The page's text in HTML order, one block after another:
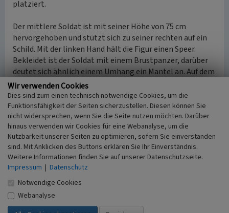
platziert.
Der mittlere Soldat ist mit seiner Höhe von 75 cm
hervorgehoben und stützt sich zu seiner rechten auf ein
Schild. Mit der linken Hand hält die Figur einen Speer.
Bekleidet ist der Soldat mit einem Brustpanzer, darüber
deutet sich ähnlich einem Umhang ein Mantel an. Auf dem
Kopf trägt der Soldat einen Helm mit Federbusch, was auf
einen höheren militärischen Rang hinweist. Die
dominante Figur des rechten Steins ist die Frauenfigur
ganz links. Mit einer Höhe von 110 cm und einer Breite von
50 cm überragt sie alle anderen Figuren des Steins. Die
Faltenwürfe des langen Kleides und des Mantels sind
deutlich ausgearbeitet. Ihre Haare werden von Bändern
gehalten. In den Händen hält sie Früchte. Aus diesem
Grund wird sie als Matrone, eine Art Muttergottheit,
gedeutet, während der hervorgehobene mittlere Soldat
als Kriegsgott Mars oder als Feldherr verstanden wird
(Dahl 1908, S. 5; Weiner 1924, S. 16; www.westpfalz.wiki).
Wir verwenden Cookies
Dies sind zum einen technisch notwendige Cookies, um die
Funktionsfähigkeit der Seiten sicherzustellen. Diesen können Sie
nicht widersprechen, wenn Sie die Seite nutzen möchten. Darüber
hinaus verwenden wir Cookies für eine Webanalyse, um die
Nutzbarkeit unserer Seiten zu optimieren, sofern Sie einverstanden
sind. Mit Anklicken des Buttons erklären Sie Ihr Einverständnis.
Weitere Informationen finden Sie auf unserer Datenschutzseite.
Impressum | Datenschutz
Notwendige Cookies
Webanalyse